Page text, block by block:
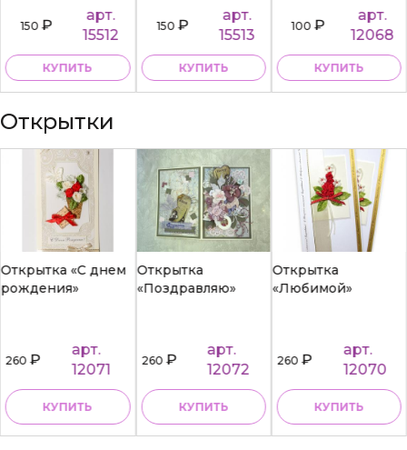
150₽
арт.
15512
КУПИТЬ
150₽
арт.
15513
КУПИТЬ
100₽
арт.
12068
КУПИТЬ
Открытки
Открытка «С днем
рождения»
260₽
арт.
12071
КУПИТЬ
Открытка
«Поздравляю»
260₽
арт.
12072
КУПИТЬ
Открытка
«Любимой»
260₽
арт.
12070
КУПИТЬ